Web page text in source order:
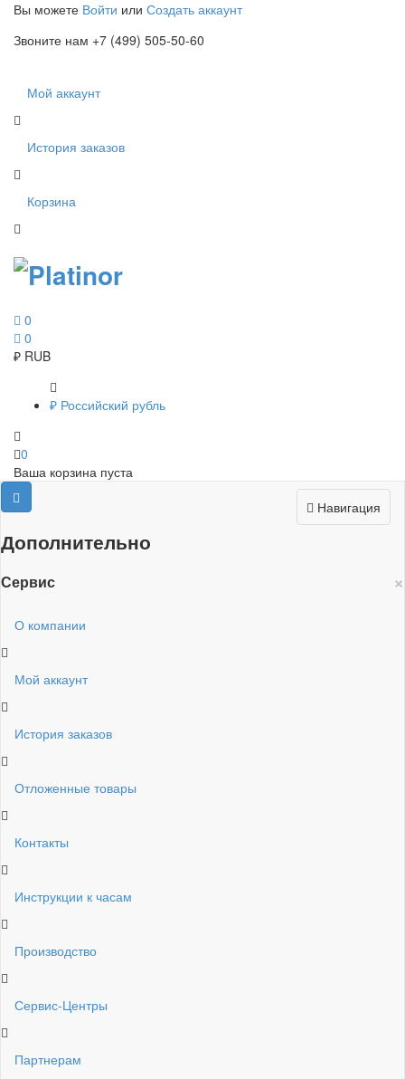
Вы можете Войти или Создать аккаунт
Звоните нам +7 (499) 505-50-60
Мой аккаунт
История заказов
Корзина
0
0
₽ RUB
₽ Российский рубль
0
Ваша корзина пуста
Навигация
Дополнительно
×
Сервис
О компании
Мой аккаунт
История заказов
Отложенные товары
Контакты
Инструкции к часам
Производство
Сервис-Центры
Партнерам